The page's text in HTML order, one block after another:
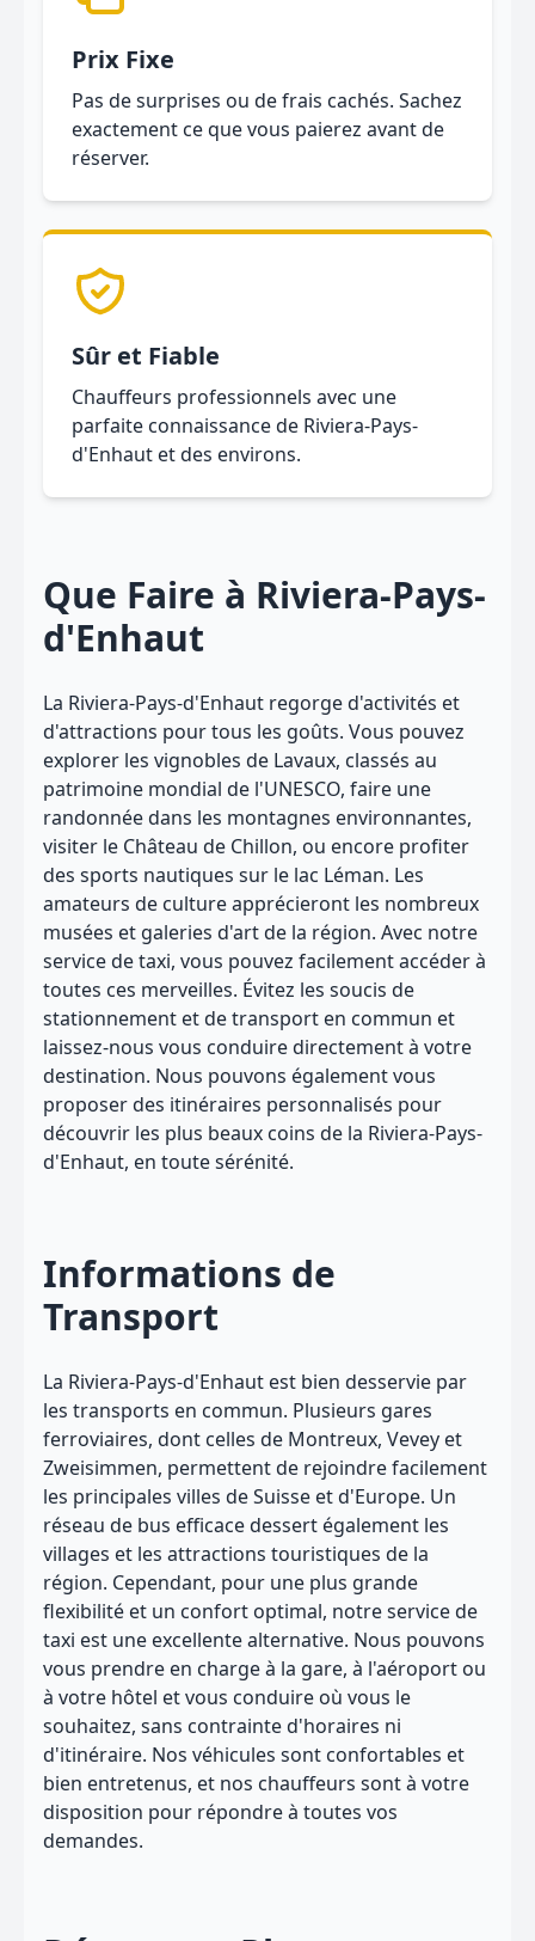
Prix Fixe
Pas de surprises ou de frais cachés. Sachez
exactement ce que vous paierez avant de
réserver.
Sûr et Fiable
Chauffeurs professionnels avec une
parfaite connaissance de Riviera-Pays-
d'Enhaut et des environs.
Que Faire à Riviera-Pays-
d'Enhaut
La Riviera-Pays-d'Enhaut regorge d'activités et
d'attractions pour tous les goûts. Vous pouvez
explorer les vignobles de Lavaux, classés au
patrimoine mondial de l'UNESCO, faire une
randonnée dans les montagnes environnantes,
visiter le Château de Chillon, ou encore profiter
des sports nautiques sur le lac Léman. Les
amateurs de culture apprécieront les nombreux
musées et galeries d'art de la région. Avec notre
service de taxi, vous pouvez facilement accéder à
toutes ces merveilles. Évitez les soucis de
stationnement et de transport en commun et
laissez-nous vous conduire directement à votre
destination. Nous pouvons également vous
proposer des itinéraires personnalisés pour
découvrir les plus beaux coins de la Riviera-Pays-
d'Enhaut, en toute sérénité.
Informations de
Transport
La Riviera-Pays-d'Enhaut est bien desservie par
les transports en commun. Plusieurs gares
ferroviaires, dont celles de Montreux, Vevey et
Zweisimmen, permettent de rejoindre facilement
les principales villes de Suisse et d'Europe. Un
réseau de bus efficace dessert également les
villages et les attractions touristiques de la
région. Cependant, pour une plus grande
flexibilité et un confort optimal, notre service de
taxi est une excellente alternative. Nous pouvons
vous prendre en charge à la gare, à l'aéroport ou
à votre hôtel et vous conduire où vous le
souhaitez, sans contrainte d'horaires ni
d'itinéraire. Nos véhicules sont confortables et
bien entretenus, et nos chauffeurs sont à votre
disposition pour répondre à toutes vos
demandes.